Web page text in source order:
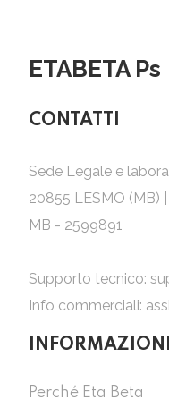
ETABETA Ps
CONTATTI
Sede Legale e
20855 LESMO (MB)
MB - 2599891
Supporto tecnico:
Info commerciali:
INFORMAZIONI
Perché Eta Beta